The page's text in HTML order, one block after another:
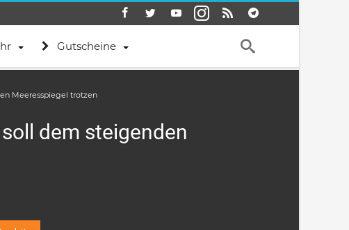
Gutscheine
Meeresspiegel trotzen
dem steigenden